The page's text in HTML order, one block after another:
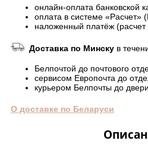
онлайн-оплата банковской
оплата в системе «Расчет»
наложенный платёж
Доставка по Минску в
Белпочтой до почтового
сервисом Европочта до
курьером Белпочты до
О доставке по Беларуси